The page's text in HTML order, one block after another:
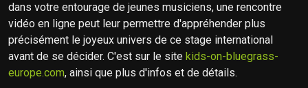
dans votre entourage de jeunes musiciens, une rencontre
vidéo en ligne peut leur permettre d'appréhender plus
précisément le joyeux univers de ce stage international
avant de se décider. C'est sur le site kids-on-bluegrass-
europe.com, ainsi que plus d'infos et de détails.